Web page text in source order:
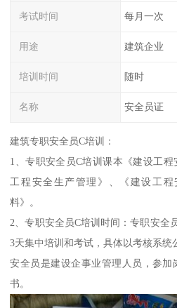
考试时间 每月一次
用途 建筑企业
培训时间 随时
名称 安全员证
建筑专职安全员C培训：
1、专职安全员C培训课本《建设工
工程安全生产管理》、《建设工
料》。
2、专职安全员C培训时间：专职安全
3天集中培训和考试，具体以考核系统
安全员是建设企事业管理人员，参
书。